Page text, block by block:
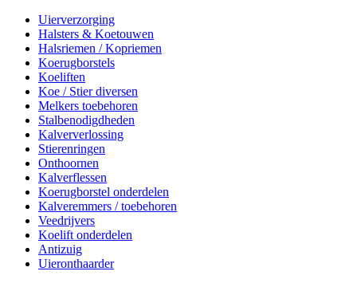
Uierverzorging
Halsters & Koetouwen
Halsriemen / Kopriemen
Koerugborstels
Koeliften
Koe / Stier diversen
Melkers toebehoren
Stalbenodigdheden
Kalververlossing
Stierenringen
Onthoornen
Kalverflessen
Koerugborstel onderdelen
Kalveremmers / toebehoren
Veedrijvers
Koelift onderdelen
Antizuig
Uieronthaarder